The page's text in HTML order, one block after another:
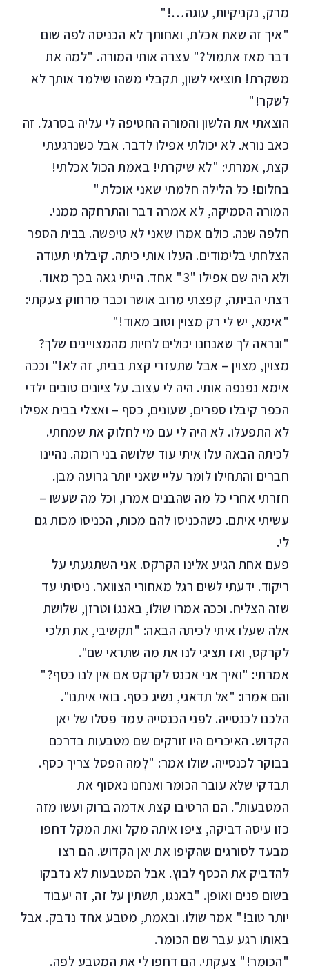
מרק, נקניקיות, עוגה…!"
"איך זה שאת אכלת, ואחותך לא הכניסה לפה שום
דבר מאז אתמול?" עצרה אותי המורה. "למה את
משקרת! תוציאי לשון, תקבלי משהו שילמד אותך לא
לשקר!"
הוצאתי את הלשון והמורה החטיפה לי עליה בסרגל. זה
כאב נורא. לא יכולתי אפילו לדבר. אבל כשנרגעתי
קצת, אמרתי: "לא שיקרתי! באמת הכול אכלתי!
בחלום! כל הלילה חלמתי שאני אוכלת."
המורה הסמיקה, לא אמרה דבר והתרחקה ממני.
חלפה שנה. כולם אמרו שאני לא טיפשה. בבית הספר
הצלחתי בלימודים. העלו אותי כיתה. קיבלתי תעודה
ולא היה שם אפילו "3" אחד. הייתי גאה בכך מאוד.
רצתי הביתה, קפצתי מרוב אושר וכבר מרחוק צעקתי:
"אימא, יש לי רק מצוין וטוב מאוד!"
"ונראה לך שאנחנו יכולים לחיות מהמצויינים שלך?
מצוין, מצוין – אבל שתעזרי קצת בבית, זה לא!" וככה
אימא נפנפה אותי. היה לי עצוב. על ציונים טובים ילדי
הכפר קיבלו ספרים, שעונים, כסף – ואצלי בבית אפילו
לא התפעלו. לא היה לי עם מי לחלוק את שמחתי.
לכיתה הבאה עלו איתי עוד שלושה בני רומה. נהיינו
חברים והתחילו לומר עליי שאני יותר גרועה מבן.
חזרתי אחרי כל מה שהבנים אמרו, וכל מה שעשו –
עשיתי איתם. כשהכניסו להם מכות, הכניסו מכות גם
לי.
פעם אחת הגיע אלינו הקרקס. אני השתגעתי על
ריקוד. ידעתי לשים רגל מאחורי הצוואר. ניסיתי עד
שזה הצליח. וככה אמרו שוּלוֹ, באנגוֹ וטרזן, שלושת
אלה שעלו איתי לכיתה הבאה: "תקשיבי, את תלכי
לקרקס, ואז תציגי לנו את מה שתראי שם".
אמרתי: "ואיך אני אכנס לקרקס אם אין לנו כסף?"
והם אמרו: "אל תדאגי, נשיג כסף. בואי איתנו".
הלכנו לכנסייה. לפני הכנסייה עמד פסלו של יאן
הקדוש. האיכרים היו זורקים שם מטבעות בדרכם
בבוקר לכנסייה. שולו אמר: "לְמה הפסל צריך כסף.
תבדקי שלא עובר הכומר ואנחנו נאסוף את
המטבעות". הם הרטיבו קצת אדמה ברוק ועשו מזה
כזו עיסה דביקה, ציפו איתה מקל ואת המקל דחפו
מבעד לסורגים שהקיפו את יאן הקדוש. הם רצו
להדביק את הכסף לבוץ. אבל המטבעות לא נדבקו
בשום פנים ואופן. "באנגו, תשתין על זה, זה יעבוד
יותר טוב!" אמר שולו. ובאמת, מטבע אחד נדבק. אבל
באותו רגע עבר שם הכומר.
"הכומר!" צעקתי. הם דחפו לי את המטבע לפה.